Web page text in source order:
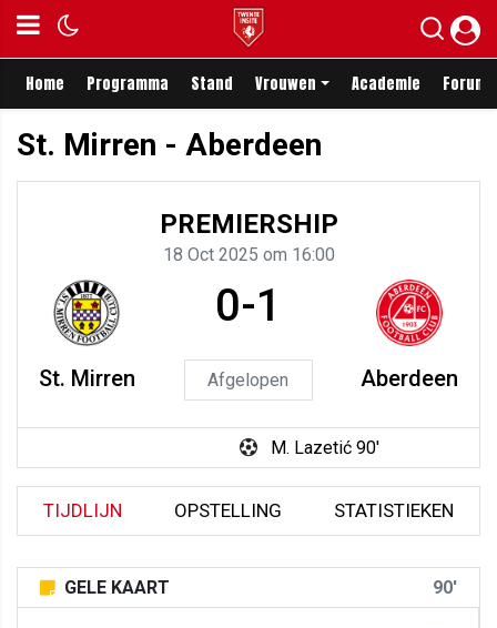
Home Programma Stand Vrouwen Academie Forum
St. Mirren - Aberdeen
PREMIERSHIP
18 Oct 2025 om 16:00
St. Mirren
0-1
Afgelopen Aberdeen
M. Lazetić 90'
TIJDLIJN OPSTELLING STATISTIEKEN
GELE KAART 90'